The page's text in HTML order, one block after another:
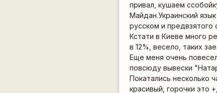
привал, кушаем
Майдан.Украинский
русском и
Кстати в Киеве много
в 12%, весело, таких
Еще меня очень
повсюду вывески
Покатались несколько
красивый, горочки это